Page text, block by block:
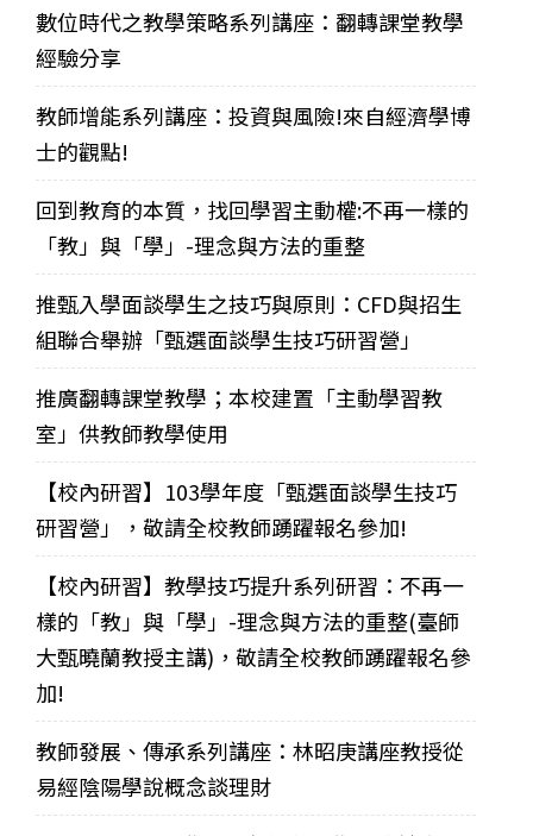
數位時代之教學策略系列講座：翻轉課堂教學
經驗分享
教師增能系列講座：投資與風險!來自經濟學博
士的觀點!
回到教育的本質，找回學習主動權:不再一樣的
「教」與「學」-理念與方法的重整
推甄入學面談學生之技巧與原則：CFD與招生
組聯合舉辦「甄選面談學生技巧研習營」
推廣翻轉課堂教學；本校建置「主動學習教
室」供教師教學使用
【校內研習】103學年度「甄選面談學生技巧
研習營」，敬請全校教師踴躍報名參加!
【校內研習】教學技巧提升系列研習：不再一
樣的「教」與「學」-理念與方法的重整(臺師
大甄曉蘭教授主講)，敬請全校教師踴躍報名參
加!
教師發展、傳承系列講座：林昭庚講座教授從
易經陰陽學說概念談理財